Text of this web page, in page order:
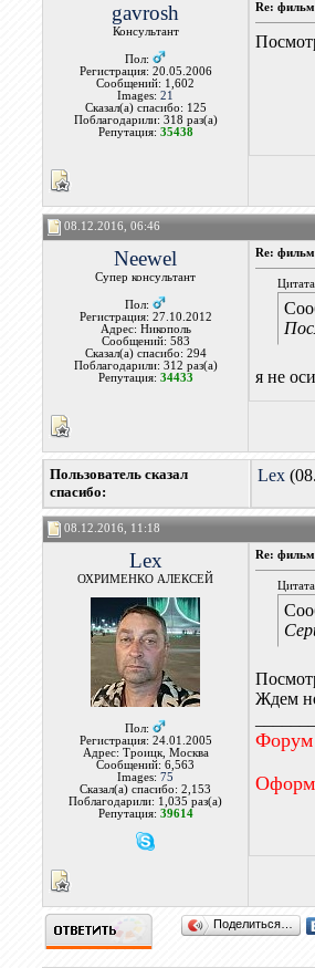
gavrosh
Консультант
Пол:
Регистрация: 20.05.2006
Сообщений: 1,602
Images:21
Сказал(а) спасибо: 125
Поблагодарили: 318 раз(а)
Репутация: 35438
Re:
08.12.2016, 06:46
Neewel
Супер консультант
Пол:
Регистрация: 27.10.2012
Адрес: Никополь
Сообщений: 583
Сказал(а) спасибо: 294
Поблагодарили: 312 раз(а)
Репутация: 34433
Re:
я не
Пользователь сказал
cпасибо:
Lex
08.12.2016, 11:18
Lex
ОХРИМЕНКО АЛЕКСЕЙ
Пол:
Регистрация: 24.01.2005
Адрес: Троицк, Москва
Сообщений: 6,563
Images:75
Сказал(а) спасибо: 2,153
Поблагодарили: 1,035 раз(а)
Репутация: 39614
Re:
Ждем
Форум
Поделиться…